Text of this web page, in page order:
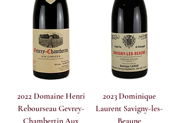
2022 Domaine Henri
Rebourseau Gevrey-
Chambertin Aux
2023 Dominique
Laurent Savigny-les-
Beaune